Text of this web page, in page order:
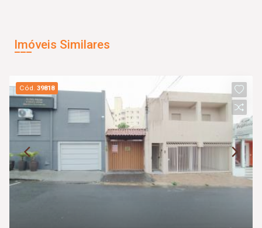
Imóveis Similares
Cód.39818